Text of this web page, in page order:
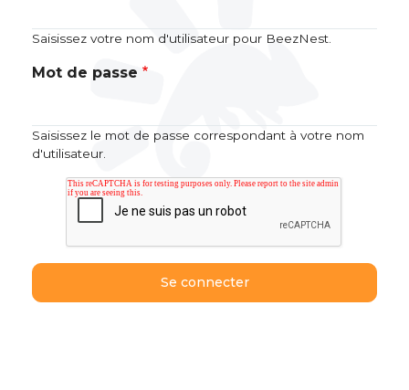
Saisissez votre nom d'utilisateur pour BeezNest.
Mot de passe
Saisissez le mot de passe correspondant à votre nom
d'utilisateur.